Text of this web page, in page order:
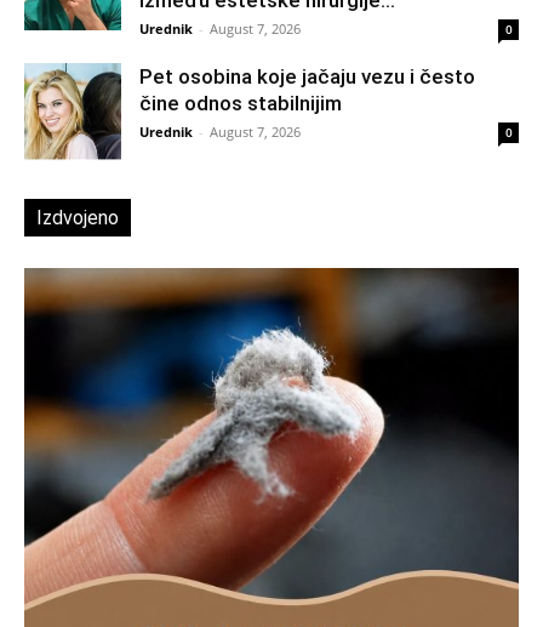
Urednik - August 7, 2026 0
Pet osobina koje jačaju vezu i često
čine odnos stabilnijim
Urednik - August 7, 2026 0
Izdvojeno